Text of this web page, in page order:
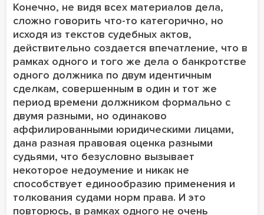
Конечно, не видя всех материалов дела,
сложно говорить что-то категорично, но
исходя из текстов судебных актов,
действительно создается впечатление, что в
рамках одного и того же дела о банкротстве
одного должника по двум идентичным
сделкам, совершенным в один и тот же
период времени должником формально с
двумя разными, но одинаково
аффилированными юридическими лицами,
дана разная правовая оценка разными
судьями, что безусловно вызывает
некоторое недоумение и никак не
способствует единообразию применения и
толкования судами норм права. И это
повторюсь, в рамках одного не очень